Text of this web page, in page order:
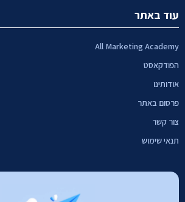
עוד באתר
All Marketing Academy
הפודקאסט
אודותינו
פרסום באתר
צור קשר
תנאי שימוש